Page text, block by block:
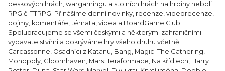
deskových hrách, wargamingu a stolních hrách na hrdiny neboli
RPG či TTRPG. Přinášíme denní novinky, recenze, videorecenze,
dojmy, komentáře, témata, videa a BoardGame Club.
Spolupracujeme se všemi českými a některými zahraničními
vydavatelstvími a pokrýváme hry všeho druhu včetně
Carcassonne, Osadníci z Katanu, Bang, Magic: The Gathering,
Monopoly, Gloomhaven, Mars: Teraformace, Na křídlech, Harry